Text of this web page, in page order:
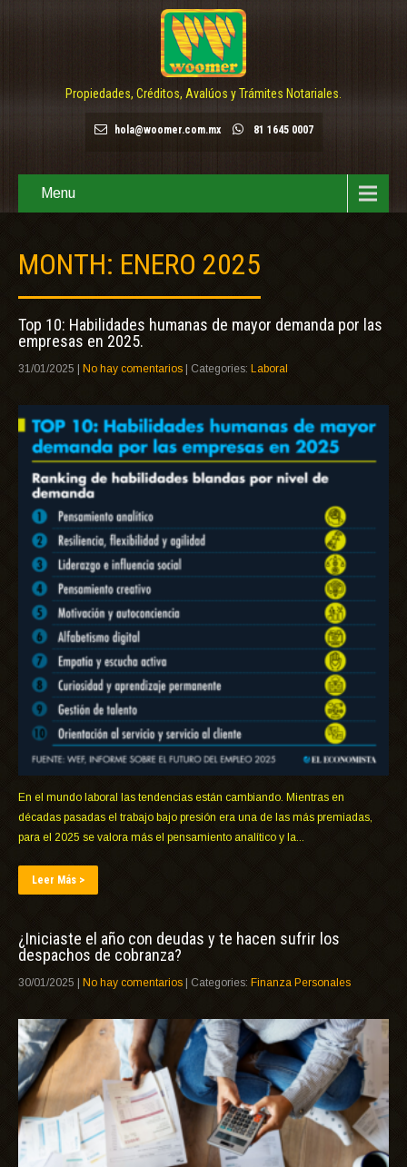
Propiedades, Créditos, Avalúos y Trámites Notariales.
hola@woomer.com.mx 81 1645 0007
Menu
MONTH: ENERO 2025
Top 10: Habilidades humanas de mayor demanda por las
empresas en 2025.
31/01/2025 No hay comentarios | Categories: Laboral
En el mundo laboral las tendencias están cambiando. Mientras en
décadas pasadas el trabajo bajo presión era una de las más premiadas,
para el 2025 se valora más el pensamiento analítico y la...
Leer Más >
¿Iniciaste el año con deudas y te hacen sufrir los
despachos de cobranza?
30/01/2025 No hay comentarios | Categories: Finanza Personales